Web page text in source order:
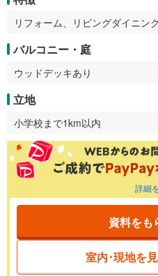
リフォーム、リビングダイニン
バルコニー・庭
ウッドデッキあり
立地
小学校まで1km以内
詳細
資料をも
室内･現地を